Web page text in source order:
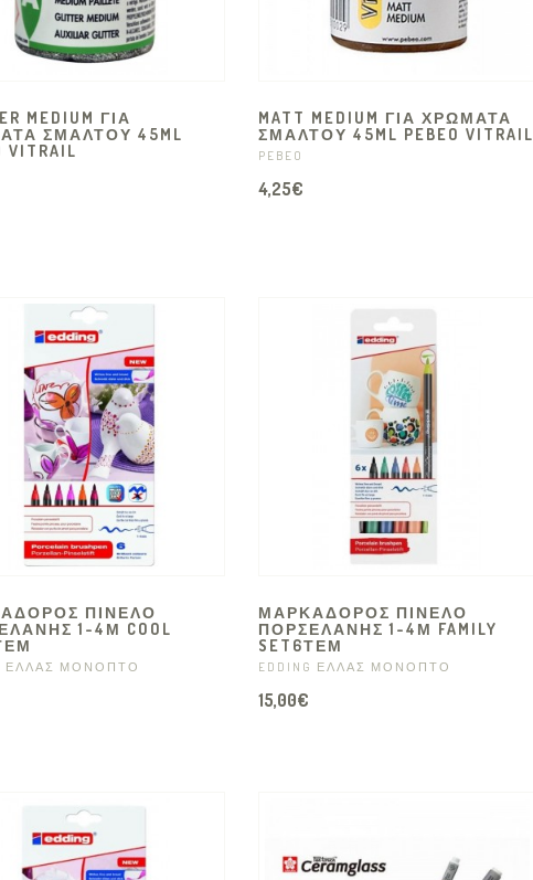
MEDIUM ΓΙΑ
ΣΜΑΛΤΟΥ 45ML
VITRAIL
MATT MEDIUM ΓΙΑ ΧΡΩΜΑΤΑ
ΣΜΑΛΤΟΥ 45ML PEBEO VITRAIL
PEBEO
4,25€
ΠΙΝΕΛΟ
1-4Μ COOL
ΕΛΛΑΣ ΜΟΝΟΠΤΟ
ΜΑΡΚΑΔΟΡΟΣ ΠΙΝΕΛΟ
ΠΟΡΣΕΛΑΝΗΣ 1-4Μ FAMILY
SET6ΤΕΜ
EDDING ΕΛΛΑΣ ΜΟΝΟΠΤΟ
15,00€